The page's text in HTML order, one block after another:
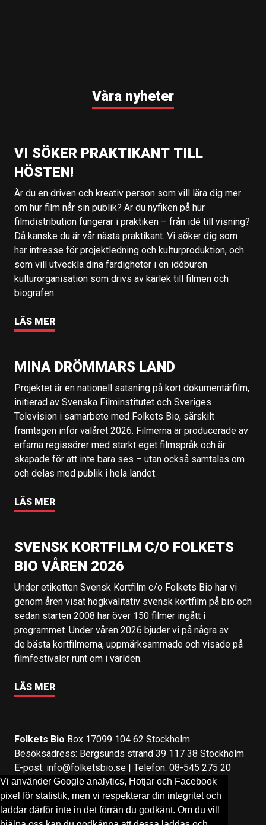
Vi använder Google analytics, Hotjar och Facebook
pixel för statistik, men vi respekterar din integritet och
laddar därför inte in det förrän du godkänt. Om du vill
Våra nyheter
VI SÖKER PRAKTIKANT TILL
HÖSTEN!
Är du en driven och kreativ person som vill lära dig mer
om hur film når sin publik? Är du nyfiken på hur
filmdistribution fungerar i praktiken – från idé till visning?
Då kanske du är vår nästa praktikant. Vi söker dig som
har intresse för projektledning och kulturproduktion, och
som vill utveckla dina färdigheter i en idéburen
kulturorganisation som drivs av kärlek till filmen och
biografen.
LÄS MER
MINA DRÖMMARS LAND
Projektet är en nationell satsning på kort dokumentärfilm,
initierad av Svenska Filminstitutet och Sveriges
Television i samarbete med Folkets Bio, särskilt
framtagen inför valåret 2026. Filmerna är producerade av
erfarna regissörer med starkt eget filmspråk och är
skapade för att inte bara ses – utan också samtalas om
och delas med publik i hela landet.
LÄS MER
SVENSK KORTFILM C/O FOLKETS
BIO VÅREN 2026
Under etiketten Svensk Kortfilm c/o Folkets Bio har vi
genom åren visat högkvalitativ svensk kortfilm på bio och
sedan starten 2008 har över 150 filmer ingått i
programmet. Under våren 2026 bjuder vi på några av
de bästa kortfilmerna, uppmärksammade och visade på
filmfestivaler runt om i världen.
LÄS MER
Folkets Bio Box 17099 104 62 Stockholm
Besöksadress: Bergsunds strand 39 117 38 Stockholm
E-post: info@folketsbio.se | Telefon: 08-545 275 20
Följ oss på:Facebook&Instagram